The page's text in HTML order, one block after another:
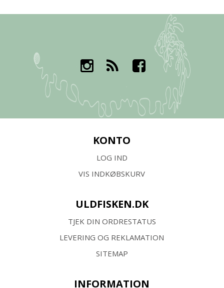
KONTO
LOG IND
VIS INDKØBSKURV
ULDFISKEN.DK
TJEK DIN ORDRESTATUS
LEVERING OG REKLAMATION
SITEMAP
INFORMATION